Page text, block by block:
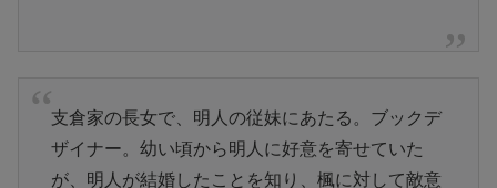
支倉家の長女で、明人の従妹にあたる。ブックデ
ザイナー。幼い頃から明人に好意を寄せていた
が、明人が結婚したことを知り、楓に対して敵意